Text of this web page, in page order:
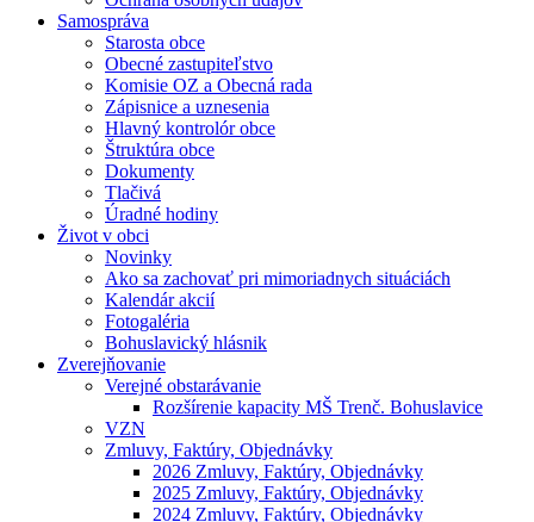
Samospráva
Starosta obce
Obecné zastupiteľstvo
Komisie OZ a Obecná rada
Zápisnice a uznesenia
Hlavný kontrolór obce
Štruktúra obce
Dokumenty
Tlačivá
Úradné hodiny
Život v obci
Novinky
Ako sa zachovať pri mimoriadnych situáciách
Kalendár akcií
Fotogaléria
Bohuslavický hlásnik
Zverejňovanie
Verejné obstarávanie
Rozšírenie kapacity MŠ Trenč. Bohuslavice
VZN
Zmluvy, Faktúry, Objednávky
2026 Zmluvy, Faktúry, Objednávky
2025 Zmluvy, Faktúry, Objednávky
2024 Zmluvy, Faktúry, Objednávky